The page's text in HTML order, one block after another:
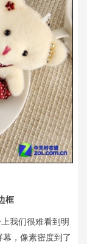
框
我们很难看到明
，像素密度到了